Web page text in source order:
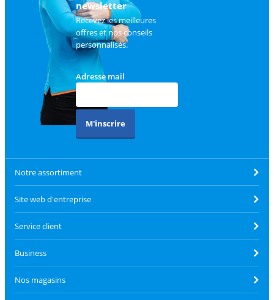
newsletter
Recevez les meilleures
offres et nos conseils
personnalisés.
Adresse mail
M'inscrire
Notre assortiment
Site web d'entreprise
Service client
Business
Nos magasins